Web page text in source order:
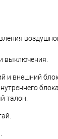
выключения.
и внешний
блока
талон.